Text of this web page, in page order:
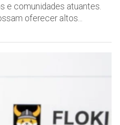
e comunidades atuantes.
oferecer altos...